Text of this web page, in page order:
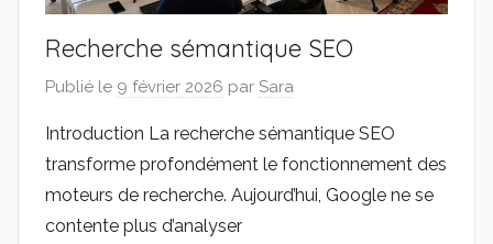
Recherche sémantique SEO
Publié le 9 février 2026 par Sara
Introduction La recherche sémantique SEO
transforme profondément le fonctionnement des
moteurs de recherche. Aujourd’hui, Google ne se
contente plus d’analyser